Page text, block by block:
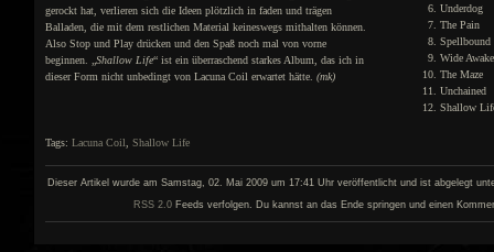
gerockt hat, verlieren sich die Ideen plötzlich in faden und trägen
Balladen, die mit dem restlichen Material keineswegs mithalten können.
Also Stop und Play drücken und den Spaß noch mal von vorne
beginnen. „ Shallow Life“ ist ein überraschend starkes Album, das ich in
dieser Form nicht unbedingt von Lacuna Coil erwartet hätte. (mk)
Underdog
The Pain
Spellbound
Wide Awake
The Maze
Unchained
Shallow
Tags: Lacuna Coil Shallow Life
Dieser Artikel wurde am Samstag, 02. Mai 2009 um 17:41 Uhr veröffentlicht und ist abgelegt
RSS 2.0 Feeds verfolgen. Du kannst an das Ende springen und einen